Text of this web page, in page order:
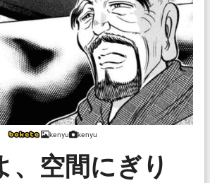
kenyu kenyu
、空間にぎり